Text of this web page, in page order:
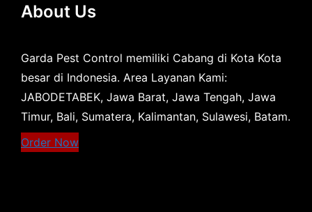
About Us
Garda Pest Control memiliki Cabang di Kota Kota
besar di Indonesia. Area Layanan Kami:
JABODETABEK, Jawa Barat, Jawa Tengah, Jawa
Timur, Bali, Sumatera, Kalimantan, Sulawesi, Batam.
Order Now